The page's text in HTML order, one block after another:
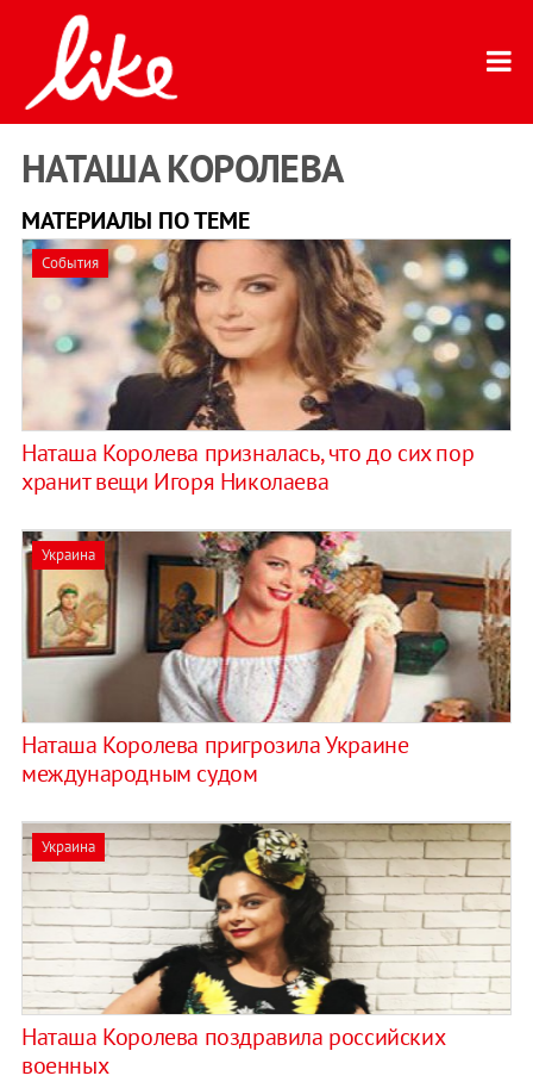
НАТАША КОРОЛЕВА
МАТЕРИАЛЫ ПО ТЕМЕ
События
Наташа Королева призналась, что до сих пор
хранит вещи Игоря Николаева
Украина
Наташа Королева пригрозила Украине
международным судом
Украина
Наташа Королева поздравила российских
военных